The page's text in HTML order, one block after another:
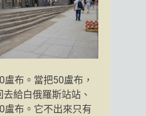
盧布。當把50盧布，
給白俄羅斯站站、
盧布。它不出來只有